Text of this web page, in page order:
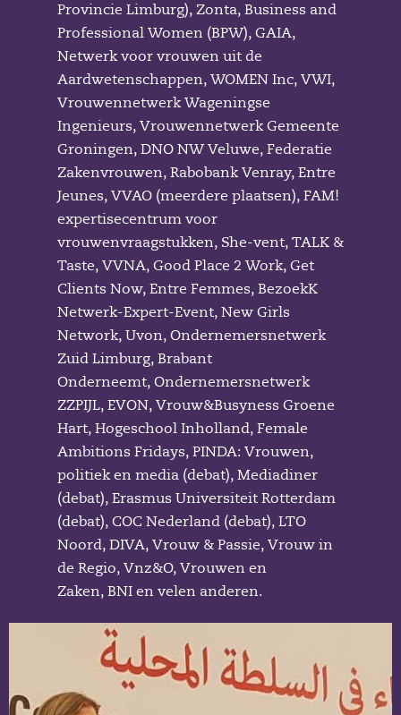
Provincie Limburg), Zonta, Business and
Professional Women (BPW), GAIA,
Netwerk voor vrouwen uit de
Aardwetenschappen, WOMEN Inc, VWI,
Vrouwennetwerk Wageningse
Ingenieurs, Vrouwennetwerk Gemeente
Groningen, DNO NW Veluwe, Federatie
Zakenvrouwen, Rabobank Venray, Entre
Jeunes, VVAO (meerdere plaatsen), FAM!
expertisecentrum voor
vrouwenvraagstukken, She-vent, TALK &
Taste, VVNA, Good Place 2 Work, Get
Clients Now, Entre Femmes, BezoekK
Netwerk-Expert-Event, New Girls
Network, Uvon, Ondernemersnetwerk
Zuid Limburg, Brabant
Onderneemt, Ondernemersnetwerk
ZZPIJL, EVON, Vrouw&Busyness Groene
Hart, Hogeschool Inholland, Female
Ambitions Fridays, PINDA: Vrouwen,
politiek en media (debat), Mediadiner
(debat), Erasmus Universiteit Rotterdam
(debat), COC Nederland (debat), LTO
Noord, DIVA, Vrouw & Passie, Vrouw in
de Regio, Vnz&O, Vrouwen en
Zaken, BNI en velen anderen.